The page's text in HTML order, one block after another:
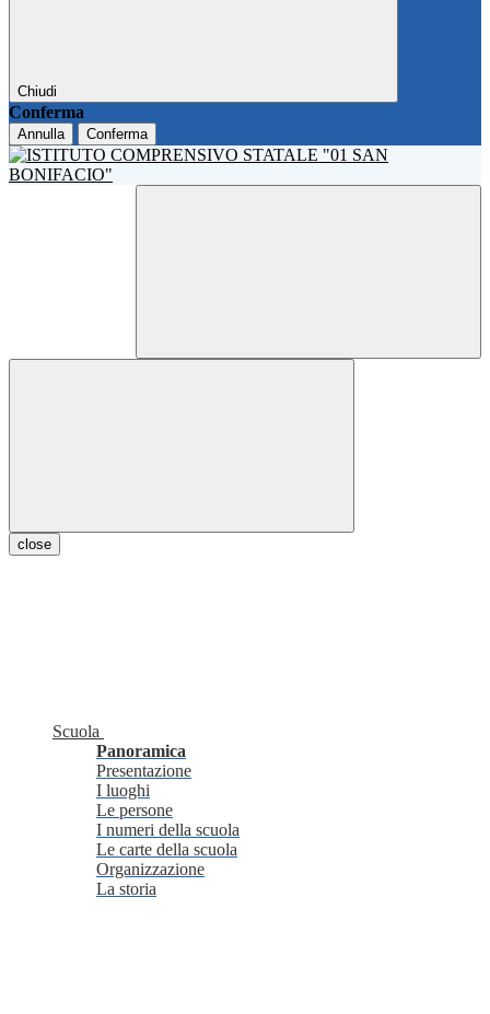
Chiudi
Conferma
Annulla Conferma
close
Scuola
Panoramica
Presentazione
I luoghi
Le persone
I numeri della scuola
Le carte della scuola
Organizzazione
La storia